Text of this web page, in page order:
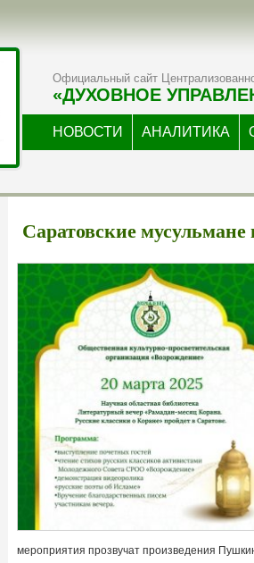
Официальный сайт
«ДУХОВНОЕ
НОВОСТИ АНАЛИТИКА
Саратовские мусульмане
мероприятия прозвучат произведения